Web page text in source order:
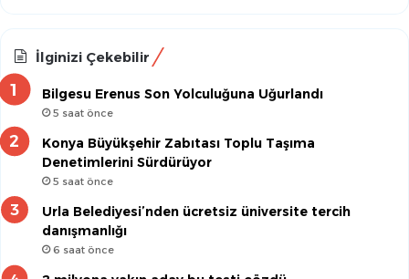
İlginizi Çekebilir
Bilgesu Erenus Son Yolculuğuna Uğurlandı
5 saat önce
Konya Büyükşehir Zabıtası Toplu Taşıma
Denetimlerini Sürdürüyor
5 saat önce
Urla Belediyesi’nden ücretsiz üniversite tercih
danışmanlığı
6 saat önce